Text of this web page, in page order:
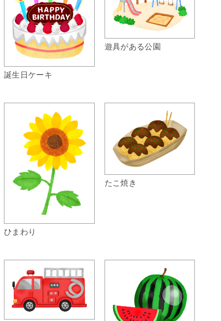
誕生日ケーキ
遊具がある公園
ひまわり
たこ焼き